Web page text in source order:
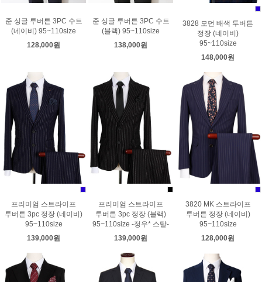
준 싱글 투버튼 3PC 수트
(네이비) 95~110size
128,000원
준 싱글 투버튼 3PC 수트
(블랙) 95~110size
138,000원
3828 모던 배색 투버튼
정장 (네이비)
95~110size
148,000원
프리미엄 스트라이프
투버튼 3pc 정장 (네이비)
95~110size
139,000원
프리미엄 스트라이프
투버튼 3pc 정장 (블랙)
95~110size -정우* 스탈-
139,000원
3820 MK 스트라이프
투버튼 정장 (네이비)
95~110size
128,000원